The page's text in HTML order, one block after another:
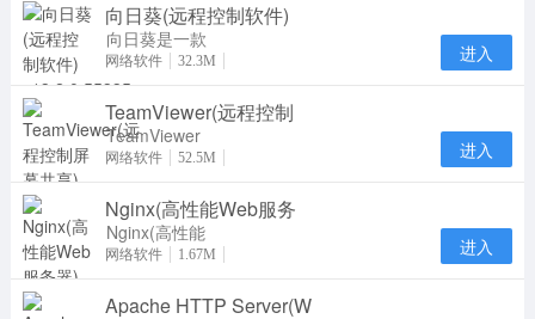
器安全管理软
件，护
向日葵(远程控制软件)
向日葵是一款
专业实用的远
程控制软件。
向日葵远程控
制
网络软件 32.3M 进入
TeamViewer(远程控制
TeamViewer
是一个在任何
代理的后台用
于远
网络软件 52.5M 进入
Nginx(高性能Web服务
Nginx(高性能
Web服务器)
下一个高性能
网络软件 1.67M 进入
Apache HTTP Server(W